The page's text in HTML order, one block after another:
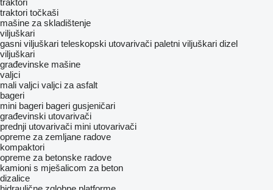
traktori
traktori točkaši
mašine za skladištenje
viljuškari
gasni viljuškari teleskopski utovarivači paletni viljuškari dizel
viljuškari
građevinske mašine
valjci
mali valjci valjci za asfalt
bageri
mini bageri bageri gusjeničari
građevinski utovarivači
prednji utovarivači mini utovarivači
opreme za zemljane radove
kompaktori
opreme za betonske radove
kamioni s mješalicom za beton
dizalice